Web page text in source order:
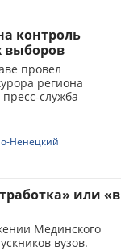
контроль
выборов
провел
региона
служба
Ненецкий
или «в
Мединского
вузов.